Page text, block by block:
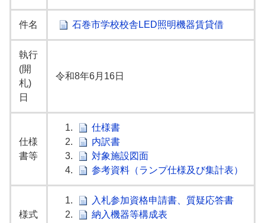
件名 石巻市学校校舎LED照明機器賃貸借
執行
(開
札)
日
令和8年6月16日
仕様
書等
1.
仕様書
2.
内訳書
3.
対象施設図面
4.
参考資料（ランプ仕様及び集計表）
様式
1.
入札参加資格申請書、質疑応答書
2.
納入機器等構成表